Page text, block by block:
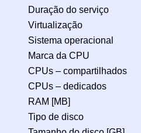
Duração do serviço
Virtualização
Sistema operacional
Marca da CPU
CPUs – compartilhados
CPUs – dedicados
RAM [MB]
Tipo de disco